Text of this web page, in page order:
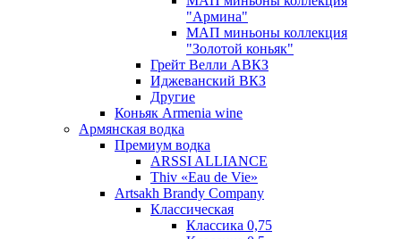
"Армина"
МАП миньоны коллекция
"Золотой коньяк"
Грейт Велли АВКЗ
Иджеванский ВКЗ
Другие
Коньяк Armenia wine
Армянская водка
Премиум водка
ARSSI ALLIANCE
Thiv «Eau de Vie»
Artsakh Brandy Company
Классическая
Классика 0,75